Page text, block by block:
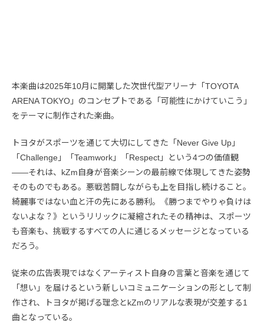
本楽曲は2025年10月に開業した次世代型アリーナ「TOYOTA
ARENA TOKYO」のコンセプトである「可能性にかけていこう」
をテーマに制作された楽曲。
トヨタがスポーツを通じて大切にしてきた「Never Give Up」
「Challenge」「Teamwork」「Respect」という4つの価値観
——それは、kZm自身が音楽シーンの最前線で体現してきた姿勢
そのものでもある。悪戦苦闘しながらも上を目指し続けること。
綺麗事ではない血と汗の先にある勝利。《勝つまでやりゃ負けは
ないよな？》というリリックに凝縮されたその精神は、スポーツ
も音楽も、挑戦するすべての人に通じるメッセージとなっている
だろう。
従来の広告表現ではなくアーティスト自身の言葉と音楽を通じて
「想い」を届けるという新しいコミュニケーションの形として制
作され、トヨタが掲げる理念とkZmのリアルな表現が交差する1
曲となっている。